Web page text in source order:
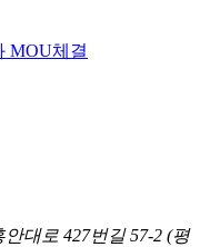
MOU체결
대로 427번길 57-2 (평